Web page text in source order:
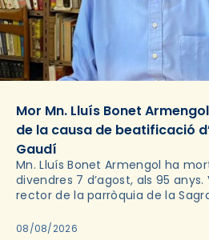
Mor Mn. Lluís Bonet
de la causa de beatificació
Gaudí
Mn. Lluís Bonet Armengol ha
divendres 7 d’agost, als 95 anys.
rector de la parròquia de la
2018,…
08/08/2026